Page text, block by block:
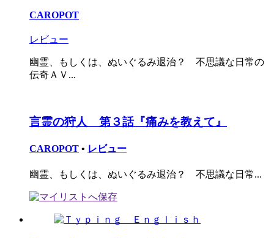
CAROPOT
レビュー
幽霊、もしくは、ぬいぐるみ退治？ 不思議な日常の
伝奇ＡＶ...
言霊の狩人 第３話『痛みを教えて』
CAROPOT • レビュー
幽霊、もしくは、ぬいぐるみ退治？ 不思議な日常...